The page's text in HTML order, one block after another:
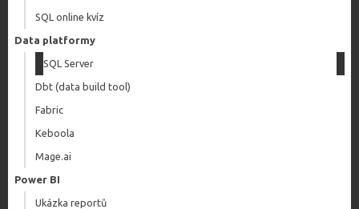
SQL online kvíz
Data platformy
SQL Server
Dbt (data build tool)
Fabric
Keboola
Mage.ai
Power BI
Ukázka reportů